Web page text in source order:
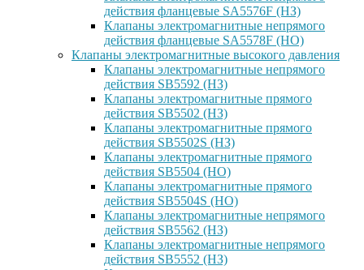
действия фланцевые SA5576F (НЗ)
Клапаны электромагнитные непрямого
действия фланцевые SA5578F (НО)
Клапаны электромагнитные высокого давления
Клапаны электромагнитные непрямого
действия SB5592 (НЗ)
Клапаны электромагнитные прямого
действия SB5502 (НЗ)
Клапаны электромагнитные прямого
действия SB5502S (НЗ)
Клапаны электромагнитные прямого
действия SB5504 (НО)
Клапаны электромагнитные прямого
действия SB5504S (НО)
Клапаны электромагнитные непрямого
действия SB5562 (НЗ)
Клапаны электромагнитные непрямого
действия SB5552 (НЗ)